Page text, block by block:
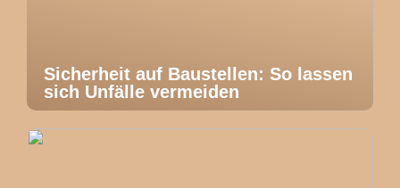
Sicherheit auf Baustellen: So lassen
sich Unfälle vermeiden